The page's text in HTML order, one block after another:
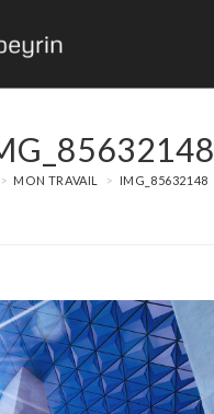
> MON TRAVAIL > IMG_85632148